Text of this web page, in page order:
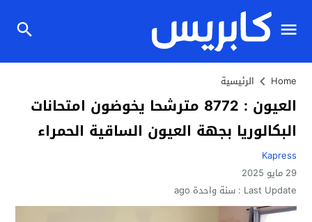
Home الرئيسية
العيون : 8772 مترشحا يخوضون امتحانات
البكالوريا بجهة العيون الساقية الحمراء
Kapress
29 مايو 2025
Last Update : سنة واحدة ago